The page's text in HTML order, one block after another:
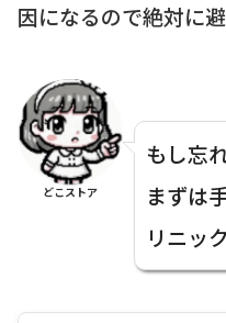
因になるので絶対に
どこストア
もし忘
まずは
リニッ